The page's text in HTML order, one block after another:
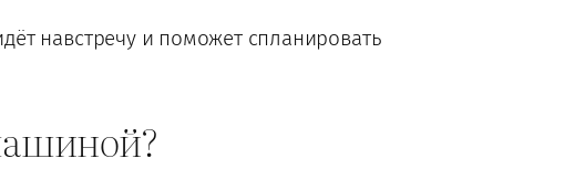
навстречу и поможет спланировать